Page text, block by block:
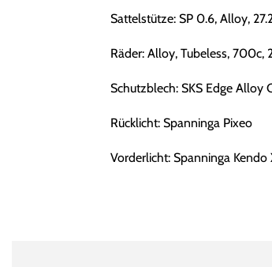
Sattelstütze: SP 0.6, Alloy,
Räder: Alloy, Tubeless, 700c,
Schutzblech: SKS Edge Alloy
Rücklicht: Spanninga Pixeo
Vorderlicht: Spanninga